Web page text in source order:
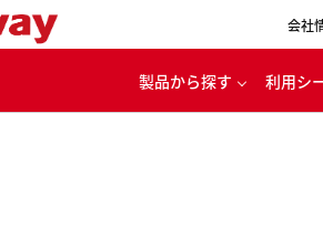
会社
製品から探す 利用シ